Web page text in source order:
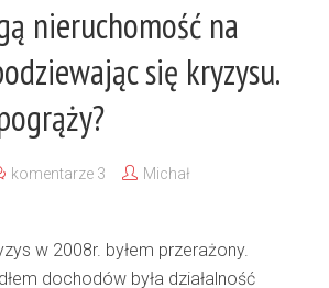
nieruchomość na
się kryzysu.
komentarze 3 Michał
w 2008r. byłem przerażony.
dochodów była działalność